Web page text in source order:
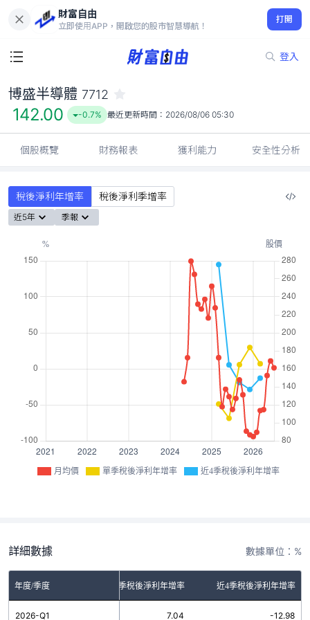
財富自由
立即使用APP，開啟您的股市智慧導航！
打開
登入
142.00
-0.7%
博盛半導體 7712
142.00 -0.7% 最近更新時間： 2026/08/06 05:30
個股概覽 財務報表 獲利能力 安全性分析
稅後淨利年增率 稅後淨利季增率
近5年 季報
月均價 單季稅後淨利年增率 近4季稅後淨利年增率
詳細數據 數據單位：%
年度/季度 單季稅後淨利年增率 近4季稅後淨利年增率
2026-Q1 7.04 -12.98